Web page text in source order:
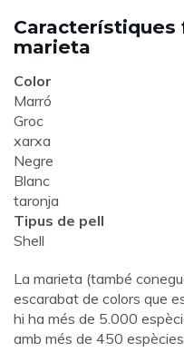
Característiques
marieta
Color
Marró
Groc
xarxa
Negre
Blanc
taronja
Tipus de pell
Shell
La marieta (també
escarabat de colors que
hi ha més de 5.000
amb més de 450